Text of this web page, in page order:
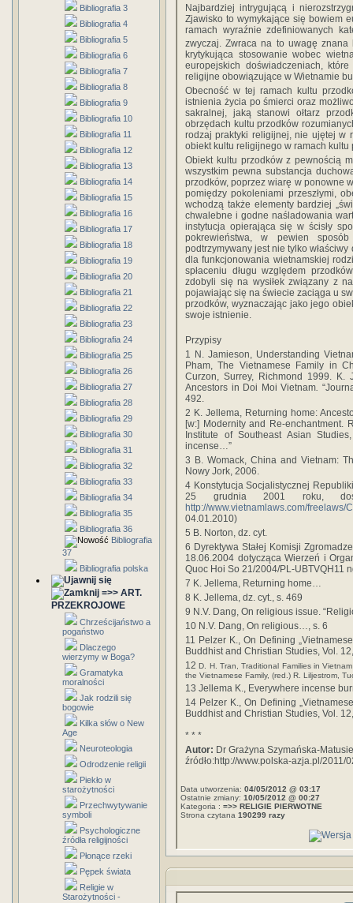
Bibliografia 3
Bibliografia 4
Bibliografia 5
Bibliografia 6
Bibliografia 7
Bibliografia 8
Bibliografia 9
Bibliografia 10
Bibliografia 11
Bibliografia 12
Bibliografia 13
Bibliografia 14
Bibliografia 15
Bibliografia 16
Bibliografia 17
Bibliografia 18
Bibliografia 19
Bibliografia 20
Bibliografia 21
Bibliografia 22
Bibliografia 23
Bibliografia 24
Bibliografia 25
Bibliografia 26
Bibliografia 27
Bibliografia 28
Bibliografia 29
Bibliografia 30
Bibliografia 31
Bibliografia 32
Bibliografia 33
Bibliografia 34
Bibliografia 35
Bibliografia 36
Bibliografia
37
Bibliografia polska
=>> ART.
PRZEKROJOWE
Chrześcijaństwo a
pogaństwo
Dlaczego
wierzymy w Boga?
Gramatyka
moralności
Jak rodzili się
bogowie
Kilka słów o New
Age
Neuroteologia
Odrodzenie religii
Piekło w
starożytności
Przechwytywanie
symboli
Psychologiczne
źródła religijności
Płonące rzeki
Pępek świata
Religie w
Starożytności -
Najbardziej intrygującą i
Zjawisko to wymykające się bowiem
ramach wyraźnie zdefiniowanych
zwyczaj. Zwraca na to uwagę znana
krytykująca stosowanie wobec
europejskich doświadczeniach,
religijne obowiązujące w Wietnamie
Obecność w tej ramach kultu
istnienia życia po śmierci oraz
sakralnej, jaką stanowi ołtarz
obrzędach kultu przodków
rodzaj praktyki religijnej, nie ujętej w
obiekt kultu religijnego w ramach kultu
Obiekt kultu przodków z pewnością
wszystkim pewna substancja
przodków, poprzez wiarę w ponowne
pomiędzy pokoleniami przeszłymi,
wchodzą także elementy bardziej
chwalebne i godne naśladowania
instytucja opierająca się w ścisły
pokrewieństwa, w pewien
podtrzymywany jest nie tylko
dla funkcjonowania wietnamskiej
spłaceniu długu względem
zdobyli się na wysiłek związany z
pojawiając się na świecie zaciąga u
przodków, wyznaczając jako jego
swoje istnienie.
Przypisy
1 N. Jamieson, Understanding
Pham, The Vietnamese Family in
Curzon, Surrey, Richmond 1999. K.
Ancestors in Doi Moi Vietnam.
492.
2 K. Jellema, Returning home:
[w:] Modernity and Re-enchantment.
Institute of Southeast Asian
incense…”
3 B. Womack, China and Vietnam:
Nowy Jork, 2006.
4 Konstytucja Socjalistycznej
25 grudnia 2001 roku,
http://www.vietnamlaws.com/
04.01.2010)
5 B. Norton, dz. cyt.
6 Dyrektywa Stałej Komisji
18.06.2004 dotycząca Wierzeń i
Quoc Hoi So 21/2004/PL-UBTVQH11
7 K. Jellema, Returning home…
8 K. Jellema, dz. cyt., s. 469
9 N.V. Dang, On religious issue.
10 N.V. Dang, On religious…, s. 6
11 Pelzer K., On Defining
Buddhist and Christian Studies, Vol.
12 D. H. Tran, Traditional Families in
the Vietnamese Family, (red.) R. Liljestrom,
13 Jellema K., Everywhere incense
14 Pelzer K., On Defining
Buddhist and Christian Studies, Vol.
* * *
Autor: Dr Grażyna Szymańska-
źródło:http://www.polska-azja.pl/
Data utworzenia: 04/05/2012 @ 03:17
Ostatnie zmiany: 10/05/2012 @ 00:27
Kategoria : =>> RELIGIE PIERWOTNE
Strona czytana 190299 razy